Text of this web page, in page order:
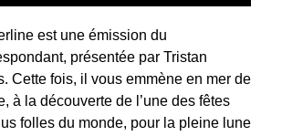
est une émission du
présentée par Tristan
Cette fois, il vous emmène en mer de
à la découverte de l’une des fêtes
folles du monde, pour la pleine lune